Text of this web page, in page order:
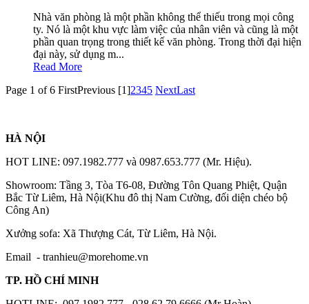
Nhà văn phòng là một phần không thể thiếu trong mọi công
ty. Nó là một khu vực làm việc của nhân viên và cũng là một
phần quan trọng trong thiết kế văn phòng. Trong thời đại hiện
đại này, sử dụng m...
Read More
Page 1 of 6 FirstPrevious [1]2345 NextLast
HÀ NỘI
HOT LINE: 097.1982.777 và 0987.653.777 (Mr. Hiệu).
Showroom: Tầng 3, Tòa T6-08, Đường Tôn Quang Phiệt, Quận
Bắc Từ Liêm, Hà Nội(Khu đô thị Nam Cường, đối diện chéo bộ
Công An)
Xưởng sofa: Xã Thượng Cát, Từ Liêm, Hà Nội.
Email - tranhieu@morehome.vn
TP. HỒ CHÍ MINH